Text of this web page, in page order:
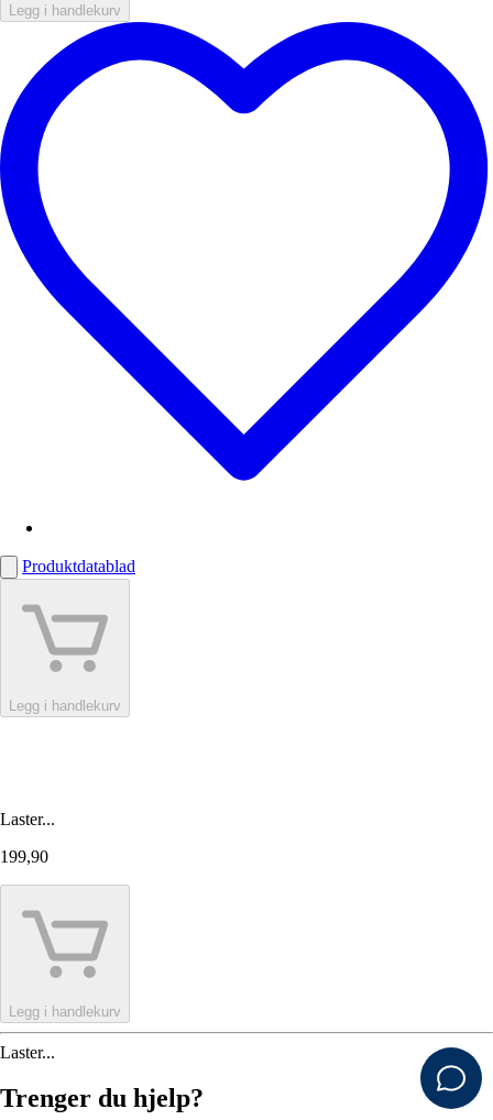
Legg i handlekurv
Produktdatablad
Legg i handlekurv
Laster...
199,90
Legg i handlekurv
Laster...
Trenger du hjelp?